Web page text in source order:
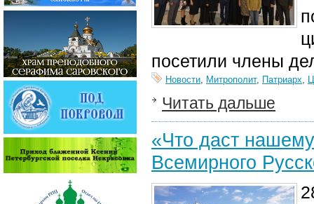
посетили члены
Новости, Митрополит, Патриарх,
Читать дальше
«Что даст
Всемирного